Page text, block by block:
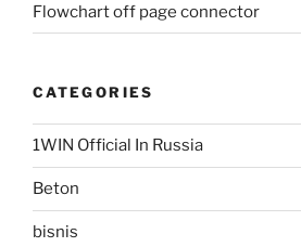
Flowchart off page connector
CATEGORIES
1WIN Official In Russia
Beton
bisnis